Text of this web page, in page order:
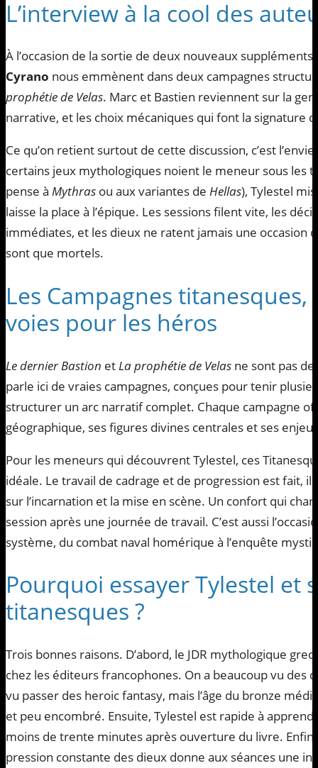
L’interview à la cool des
À l’occasion de la sortie de deux nouveaux
Cyrano nous emmènent dans deux campagnes
prophétie de Velas. Marc et Bastien reviennent sur la
narrative, et les choix mécaniques qui font la signature
Ce qu’on retient surtout de cette discussion, c’est
certains jeux mythologiques noient le meneur sous les
pense à Mythras ou aux variantes de Hellas), Tylestel
laisse la place à l’épique. Les sessions filent vite, les
immédiates, et les dieux ne ratent jamais une occasion
sont que mortels.
Les Campagnes
voies pour les héros
Le dernier Bastion et La prophétie de Velas ne sont pas
parle ici de vraies campagnes, conçues pour tenir
structurer un arc narratif complet. Chaque campagne
géographique, ses figures divines centrales et ses
Pour les meneurs qui découvrent Tylestel, ces
idéale. Le travail de cadrage et de progression est fait, il
sur l’incarnation et la mise en scène. Un confort qui
session après une journée de travail. C’est aussi
système, du combat naval homérique à l’enquête
Pourquoi essayer Tylestel et
titanesques ?
Trois bonnes raisons. D’abord, le JDR mythologique
chez les éditeurs francophones. On a beaucoup vu des
vu passer des heroic fantasy, mais l’âge du bronze
et peu encombré. Ensuite, Tylestel est rapide à
moins de trente minutes après ouverture du livre. Enfin,
pression constante des dieux donne aux séances une